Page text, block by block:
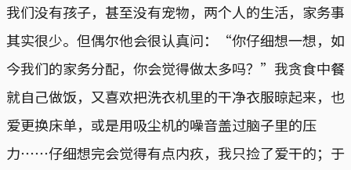
我们没有孩子，甚至没有宠物，两个人的生活，家务事
其实很少。但偶尔他会很认真问：“你仔细想一想，如
今我们的家务分配，你会觉得做太多吗？”我贪食中餐
就自己做饭，又喜欢把洗衣机里的干净衣服晾起来，也
爱更换床单，或是用吸尘机的噪音盖过脑子里的压
力⋯⋯仔细想完会觉得有点内疚，我只捡了爱干的；于